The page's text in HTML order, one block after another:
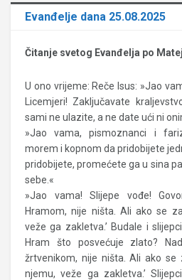
Evanđelje dana 25.08.2025
Čitanje svetog Evanđelja po
U ono vrijeme: Reče Isus: »Jao
Licemjeri! Zaključavate
sami ne ulazite, a ne date ući ni
»Jao vama, pismoznanci i
morem i kopnom da pridobijete
pridobijete, promećete ga u sina
sebe.«
»Jao vama! Slijepe vođe!
Hramom, nije ništa. Ali ako se
veže ga zakletva.’ Budale i
Hram što posvećuje zlato?
žrtvenikom, nije ništa. Ali ako
njemu, veže ga zakletva.’